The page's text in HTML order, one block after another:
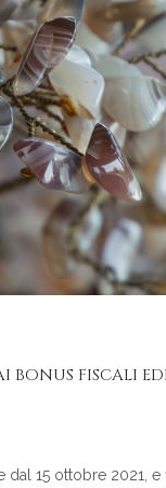
BONUS FISCALI
15 ottobre 2021,